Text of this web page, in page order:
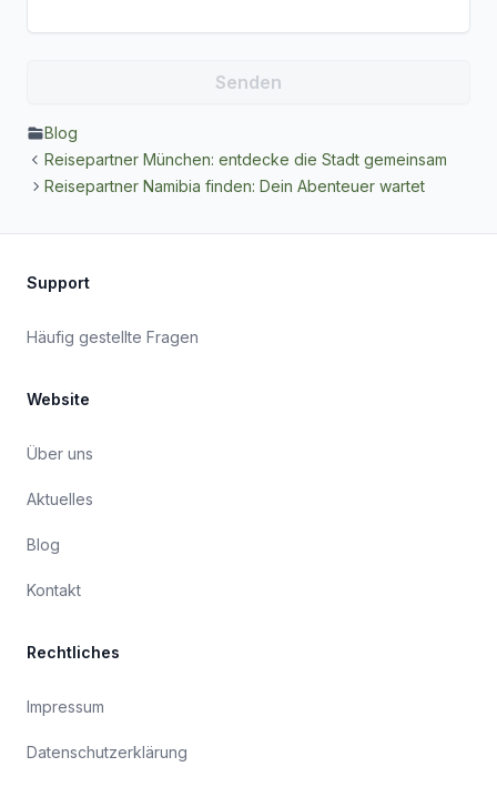
Blog
Reisepartner München: entdecke die Stadt gemeinsam
Reisepartner Namibia finden: Dein Abenteuer wartet
Support
Häufig gestellte Fragen
Website
Über uns
Aktuelles
Blog
Kontakt
Rechtliches
Impressum
Datenschutzerklärung